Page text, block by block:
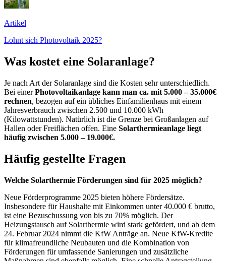
Artikel
Lohnt sich Photovoltaik 2025?
Was kostet eine Solaranlage?
Je nach Art der Solaranlage sind die Kosten sehr unterschiedlich.
Bei einerPhotovoltaikanlage kann man ca. mit 5.000 – 35.000€
rechnen, bezogen auf ein übliches Einfamilienhaus mit einem
Jahresverbrauch zwischen 2.500 und 10.000 kWh
(Kilowattstunden). Natürlich ist die Grenze bei Großanlagen auf
Hallen oder Freiflächen offen. Eine Solarthermieanlage liegt
häufig zwischen 5.000 – 19.000€.
Häufig gestellte Fragen
Welche Solarthermie Förderungen sind für 2025 möglich?
Neue Förderprogramme 2025 bieten höhere Fördersätze.
Insbesondere für Haushalte mit Einkommen unter 40.000 € brutto,
ist eine Bezuschussung von bis zu 70% möglich. Der
Heizungstausch auf Solarthermie wird stark gefördert, und ab dem
24. Februar 2024 nimmt die KfW Anträge an. Neue KfW-Kredite
für klimafreundliche Neubauten und die Kombination von
Förderungen für umfassende Sanierungen und zusätzliche